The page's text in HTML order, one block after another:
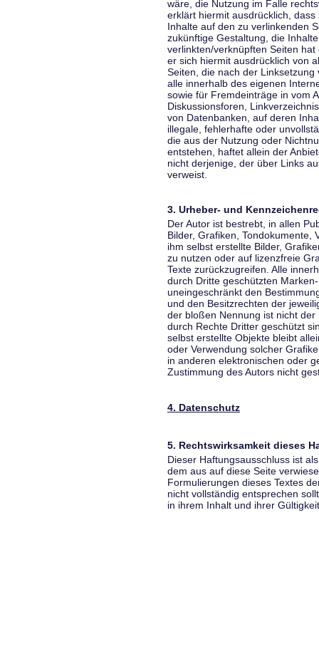
wäre, die Nutzung im Falle
erklärt hiermit ausdrücklich,
Inhalte auf den zu verlinkenden
zukünftige Gestaltung, die
verlinkten/verknüpften Seiten
er sich hiermit ausdrücklich von
Seiten, die nach der
alle innerhalb des eigenen
sowie für Fremdeinträge in vom
Diskussionsforen,
von Datenbanken, auf deren
illegale, fehlerhafte oder
die aus der Nutzung oder
entstehen, haftet allein der
nicht derjenige, der über Links
verweist.
3. Urheber- und
Der Autor ist bestrebt, in allen
Bilder, Grafiken, Tondokumente,
ihm selbst erstellte Bilder,
zu nutzen oder auf lizenzfreie
Texte zurückzugreifen. Alle
durch Dritte geschützten
uneingeschränkt den
und den Besitzrechten der
der bloßen Nennung ist nicht
durch Rechte Dritter geschützt
selbst erstellte Objekte bleibt
oder Verwendung solcher
in anderen elektronischen oder
Zustimmung des Autors nicht
4. Datenschutz
5. Rechtswirksamkeit dieses
Dieser Haftungsausschluss ist
dem aus auf diese Seite
Formulierungen dieses Textes
nicht vollständig entsprechen
in ihrem Inhalt und ihrer